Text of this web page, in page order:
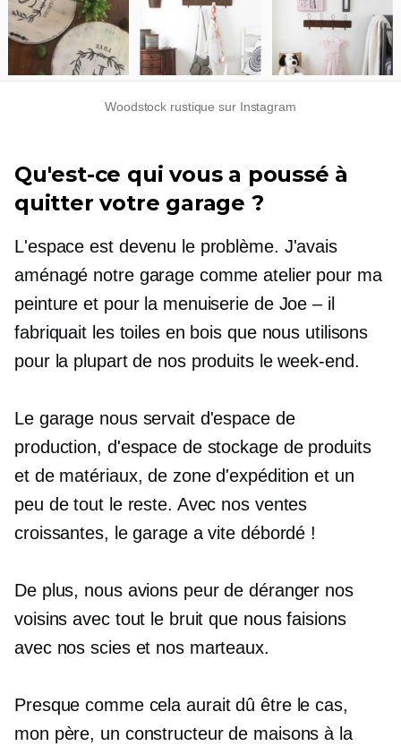
Woodstock rustique sur Instagram
Qu'est-ce qui vous a poussé à
quitter votre garage ?
L'espace est devenu le problème. J'avais
aménagé notre garage comme atelier pour ma
peinture et pour la menuiserie de Joe – il
fabriquait les toiles en bois que nous utilisons
pour la plupart de nos produits le week-end.
Le garage nous servait d'espace de
production, d'espace de stockage de produits
et de matériaux, de zone d'expédition et un
peu de tout le reste. Avec nos ventes
croissantes, le garage a vite débordé !
De plus, nous avions peur de déranger nos
voisins avec tout le bruit que nous faisions
avec nos scies et nos marteaux.
Presque comme cela aurait dû être le cas,
mon père, un constructeur de maisons à la